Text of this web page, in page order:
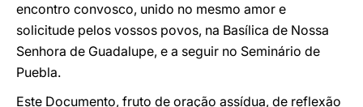
encontro convosco, unido no mesmo amor e
solicitude pelos vossos povos, na Basílica de Nossa
Senhora de Guadalupe, e a seguir no Seminário de
Puebla.
Este Documento, fruto de oração assídua, de reflexão